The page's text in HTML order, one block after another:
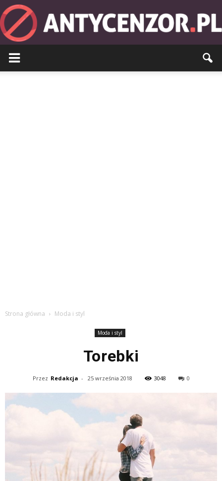
Strona główna Moda i styl
Moda i styl
Torebki
Przez Redakcja - 25 września 2018 3048 0